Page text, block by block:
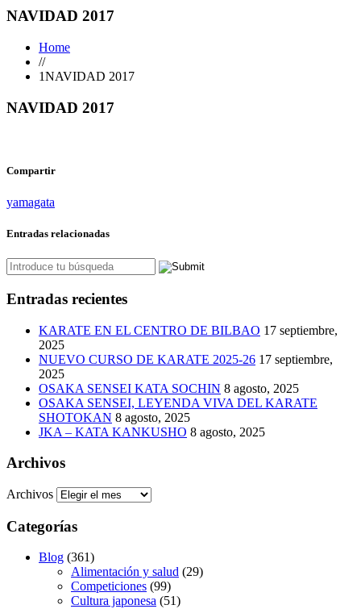
NAVIDAD 2017
Home
//
1NAVIDAD 2017
NAVIDAD 2017
Compartir
yamagata
Entradas relacionadas
Entradas recientes
KARATE EN EL CENTRO DE BILBAO 17 septiembre,
2025
NUEVO CURSO DE KARATE 2025-26 17 septiembre,
2025
OSAKA SENSEI KATA SOCHIN 8 agosto, 2025
OSAKA SENSEI, LEYENDA VIVA DEL KARATE
SHOTOKAN 8 agosto, 2025
JKA – KATA KANKUSHO 8 agosto, 2025
Archivos
Archivos
Categorías
Blog (361)
Alimentación y salud (29)
Competiciones (99)
Cultura japonesa (51)